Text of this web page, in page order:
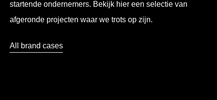
startende ondernemers. Bekijk hier een selectie van
afgeronde projecten waar we trots op zijn.
All brand cases